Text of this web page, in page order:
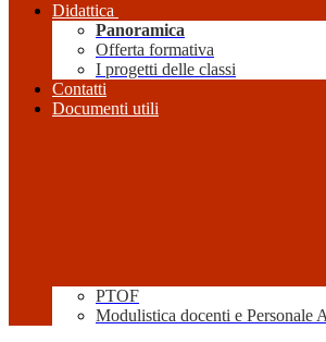
Didattica
Panoramica
Offerta formativa
I progetti delle classi
Contatti
Documenti utili
PTOF
Modulistica docenti e Personale